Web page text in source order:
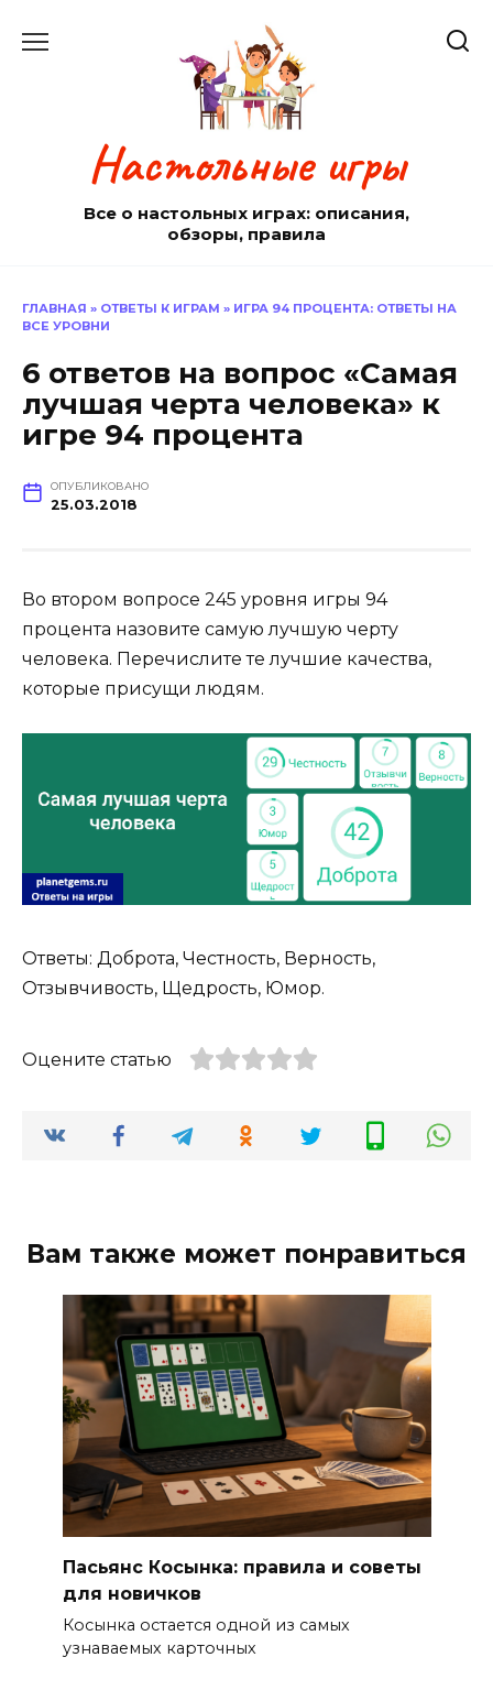
Настольные игры
Все о настольных играх: описания,
обзоры, правила
ГЛАВНАЯ » ОТВЕТЫ К ИГРАМ » ИГРА 94 ПРОЦЕНТА: ОТВЕТЫ НА
ВСЕ УРОВНИ
6 ответов на вопрос «Самая
лучшая черта человека» к
игре 94 процента
ОПУБЛИКОВАНО
25.03.2018
Во втором вопросе 245 уровня игры 94
процента назовите самую лучшую черту
человека. Перечислите те лучшие качества,
которые присущи людям.
Ответы: Доброта, Честность, Верность,
Отзывчивость, Щедрость, Юмор.
Оцените статью
Вам также может понравиться
Пасьянс Косынка: правила и советы
для новичков
Косынка остается одной из самых
узнаваемых карточных